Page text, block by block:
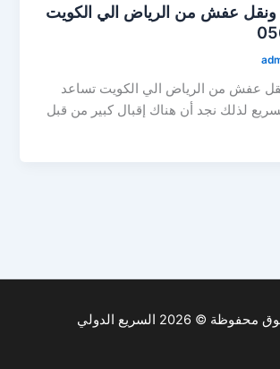
عفش من الرياض الي الكويت
عفش من الرياض الي الكويت تساعد
لذلك نجد أن هناك إقبال كبير من قبل
© 2026 السريع الدولي